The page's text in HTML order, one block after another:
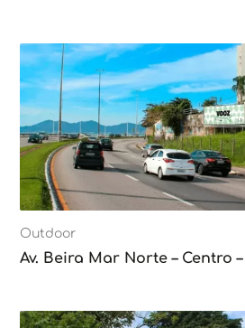
Outdoor
Av. Beira Mar Norte – Centro